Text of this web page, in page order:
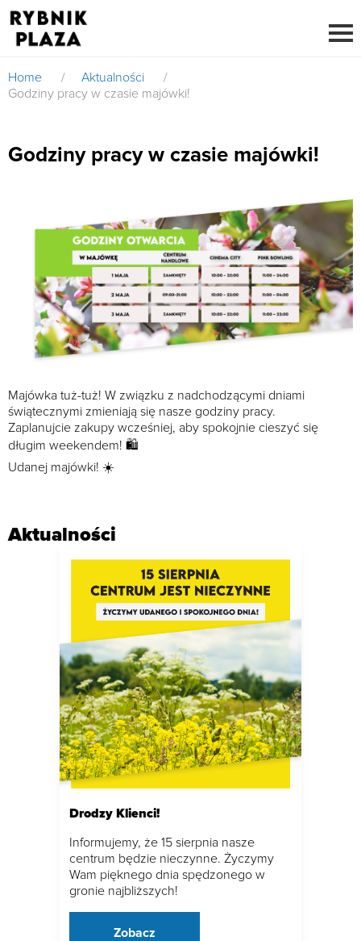
Home / Aktualności
/
Godziny pracy w czasie majówki!
Godziny pracy w czasie majówki!
Majówka tuż-tuż! W związku z nadchodzącymi dniami
świątecznymi zmieniają się nasze godziny pracy.
Zaplanujcie zakupy wcześniej, aby spokojnie cieszyć się
długim weekendem! 🛍
Udanej majówki! ☀️
Aktualności
Drodzy Klienci!
Informujemy, że 15 sierpnia nasze
centrum będzie nieczynne. Życzymy
Wam pięknego dnia spędzonego w
gronie najbliższych!
Zobacz